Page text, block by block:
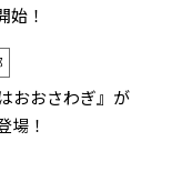
始！
おおさわぎ』が
場！